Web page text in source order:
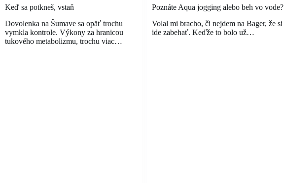
Keď sa potkneš, vstaň
Dovolenka na Šumave sa opäť trochu
vymkla kontrole. Výkony za hranicou
tukového metabolizmu, trochu viac…
Poznáte Aqua jogging alebo beh vo vode?
Volal mi bracho, či nejdem na Bager, že si
ide zabehať. Keďže to bolo už…